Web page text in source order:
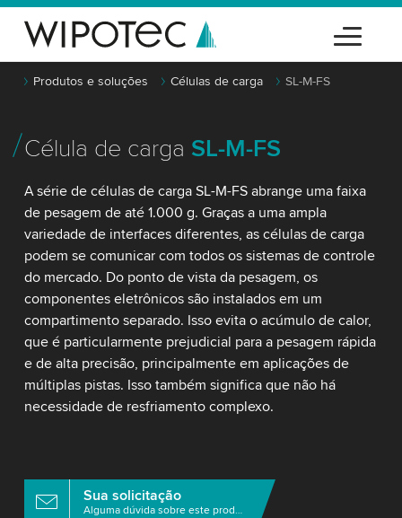
Produtos e soluções Células de carga SL-M-FS
Célula de carga SL-M-FS
A série de células de carga SL-M-FS abrange uma faixa
de pesagem de até 1.000 g. Graças a uma ampla
variedade de interfaces diferentes, as células de carga
podem se comunicar com todos os sistemas de controle
do mercado. Do ponto de vista da pesagem, os
componentes eletrônicos são instalados em um
compartimento separado. Isso evita o acúmulo de calor,
que é particularmente prejudicial para a pesagem rápida
e de alta precisão, principalmente em aplicações de
múltiplas pistas. Isso também significa que não há
necessidade de resfriamento complexo.
Sua solicitação
Alguma dúvida sobre este produto?